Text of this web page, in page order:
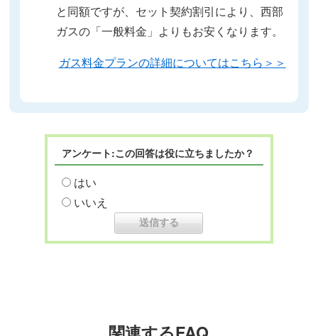
と同額ですが、セット契約割引により、西部
ガスの「一般料金」よりもお安くなります。
ガス料金プランの詳細についてはこちら＞＞
アンケート:この回答は役に立ちましたか？
はい
いいえ